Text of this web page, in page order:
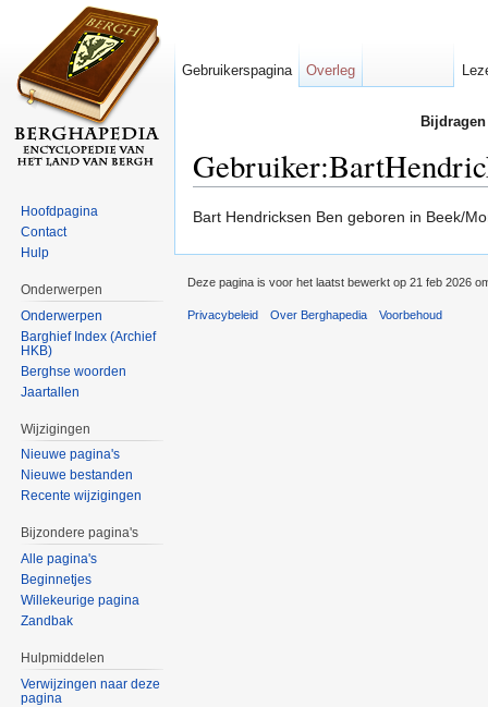
Bart Hendricksen Ben geboren in Beek/
Gebruikerspagina Overleg
Hoofdpagina
Contact
Hulp
Onderwerpen
Onderwerpen
Barghief Index (Archief
HKB)
Berghse woorden
Jaartallen
Wijzigingen
Nieuwe pagina's
Nieuwe bestanden
Recente wijzigingen
Bijzondere pagina's
Alle pagina's
Beginnetjes
Willekeurige pagina
Zandbak
Hulpmiddelen
Verwijzingen naar deze
pagina
Deze pagina is voor het laatst bewerkt op 21 feb 2026
Privacybeleid Over Berghapedia Voorbehoud